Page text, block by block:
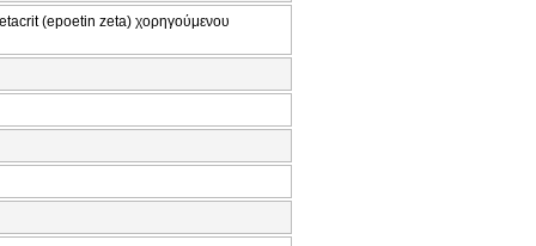
(epoetin zeta) χορηγούμενου